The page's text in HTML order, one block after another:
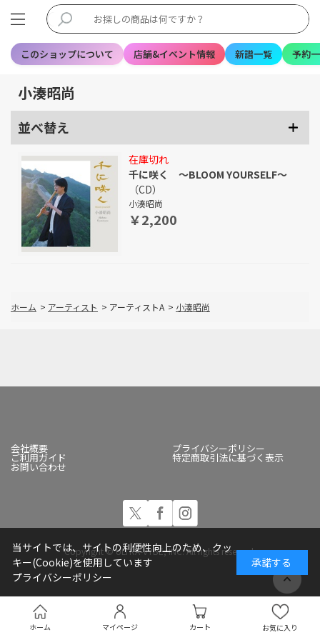
このショップについて 店舗&イベント情報 新譜一覧 予約
ホーム マイページ カート お気に入り
小湊昭尚
並べ替え
在庫切れ
千に咲く ～BLOOM YOURSELF～
（CD）
小湊昭尚
￥2,200
ホーム > アーティスト > アーティストA > 小湊昭尚
会社概要 プライバシーポリシー
ご利用ガイド 特定商取引法に基づく表示
お問い合わせ
Copyright © ULTRA-VYBE, INC. All rights reserved.
当サイトでは、サイトの利便性向上のため、クッ
キー(Cookie)を使用しています
プライバシーポリシー
承諾する